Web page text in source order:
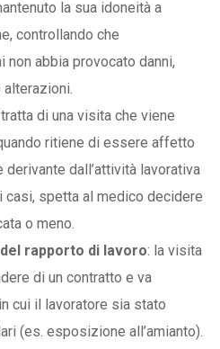
la sua idoneità a
controllando che
non abbia provocato danni,
di una visita che viene
ritiene di essere affetto
dall’attività lavorativa
casi, spetta al medico decidere
o meno.
rapporto di lavoro: la visita
di un contratto e va
cui il lavoratore sia stato
(es. esposizione all’amianto).